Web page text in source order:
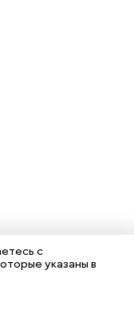
с
указаны в